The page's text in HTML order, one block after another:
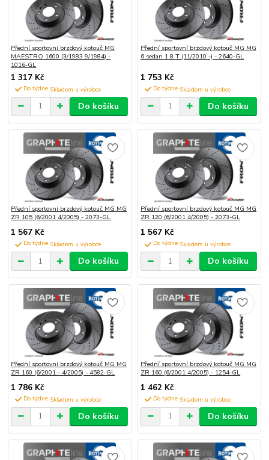
Přední sportovní brzdový kotouč MG
MAESTRO 1600 (3/1983 9/1984) -
1016-GL
1 317 Kč
Do týdne
Do košíku
Přední sportovní brzdový kotouč MG MG
6 sedan 1.8 T (11/2010 -) - 2640-GL
1 753 Kč
Do týdne
Do košíku
Přední sportovní brzdový kotouč MG MG
ZR 105 (6/2001 4/2005) - 2073-GL
1 567 Kč
Do týdne
Do košíku
Přední sportovní brzdový kotouč MG MG
ZR 120 (6/2001 4/2005) - 2073-GL
1 567 Kč
Do týdne
Do košíku
Přední sportovní brzdový kotouč MG MG
ZR 160 (6/2001 - 4/2005) - 4582-GL
1 786 Kč
Do týdne
Do košíku
Přední sportovní brzdový kotouč MG MG
ZR 160 (6/2001 4/2005) - 1254-GL
1 462 Kč
Do týdne
Do košíku